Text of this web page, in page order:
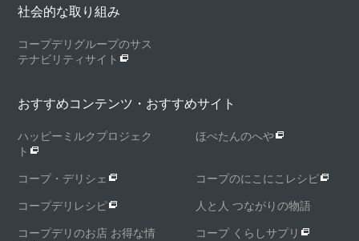
社会的な取り組み
コープデリグループのサス
テナビリティサイト
おすすめコンテンツ・おすすめサイト
ハッピーミルクプロジェク
ト
ほぺたんのへや
コープ・デリシェ コープのにこにこレシピ
コープデリレシピ 人と人 つながりの物語
コープデリのお店 お得な情
コープ くらしサプリ